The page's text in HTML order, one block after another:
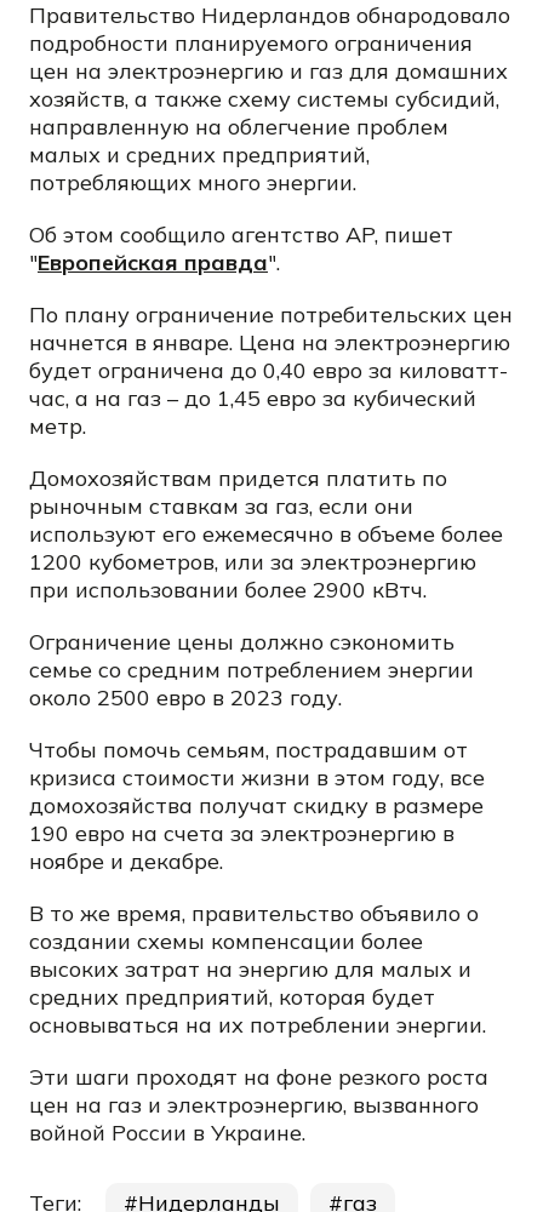
Правительство Нидерландов обнародовало
подробности планируемого ограничения
цен на электроэнергию и газ для домашних
хозяйств, а также схему системы субсидий,
направленную на облегчение проблем
малых и средних предприятий,
потребляющих много энергии.
Об этом сообщило агентство AP, пишет
"Европейская правда".
По плану ограничение потребительских цен
начнется в январе. Цена на электроэнергию
будет ограничена до 0,40 евро за киловатт-
час, а на газ – до 1,45 евро за кубический
метр.
Домохозяйствам придется платить по
рыночным ставкам за газ, если они
используют его ежемесячно в объеме более
1200 кубометров, или за электроэнергию
при использовании более 2900 кВтч.
Ограничение цены должно сэкономить
семье со средним потреблением энергии
около 2500 евро в 2023 году.
Чтобы помочь семьям, пострадавшим от
кризиса стоимости жизни в этом году, все
домохозяйства получат скидку в размере
190 евро на счета за электроэнергию в
ноябре и декабре.
В то же время, правительство объявило о
создании схемы компенсации более
высоких затрат на энергию для малых и
средних предприятий, которая будет
основываться на их потреблении энергии.
Эти шаги проходят на фоне резкого роста
цен на газ и электроэнергию, вызванного
войной России в Украине.
Теги: Нидерланды газ